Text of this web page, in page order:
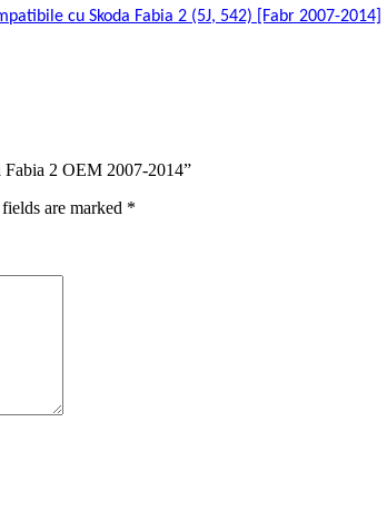
cu Skoda Fabia 2 (5J, 542) [Fabr 2007-2014]
Fabia 2 OEM 2007-2014”
are marked *